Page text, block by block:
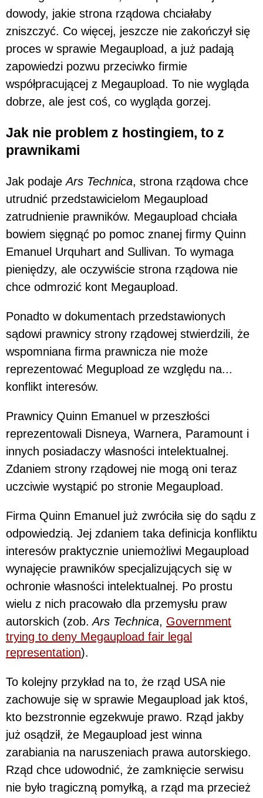
dowody, jakie strona rządowa chciałaby
zniszczyć. Co więcej, jeszcze nie zakończył się
proces w sprawie Megaupload, a już padają
zapowiedzi pozwu przeciwko firmie
współpracującej z Megaupload. To nie wygląda
dobrze, ale jest coś, co wygląda gorzej.
Jak nie problem z hostingiem, to z
prawnikami
Jak podajeArs Technica, strona rządowa chce
utrudnić przedstawicielom Megaupload
zatrudnienie prawników. Megaupload chciała
bowiem sięgnąć po pomoc znanej firmy Quinn
Emanuel Urquhart and Sullivan. To wymaga
pieniędzy, ale oczywiście strona rządowa nie
chce odmrozić kont Megaupload.
Ponadto w dokumentach przedstawionych
sądowi prawnicy strony rządowej stwierdzili, że
wspomniana firma prawnicza nie może
reprezentować Megupload ze względu na...
konflikt interesów.
Prawnicy Quinn Emanuel w przeszłości
reprezentowali Disneya, Warnera, Paramount i
innych posiadaczy własności intelektualnej.
Zdaniem strony rządowej nie mogą oni teraz
uczciwie wystąpić po stronie Megaupload.
Firma Quinn Emanuel już zwróciła się do sądu z
odpowiedzią. Jej zdaniem taka definicja konfliktu
interesów praktycznie uniemożliwi Megaupload
wynajęcie prawników specjalizujących się w
ochronie własności intelektualnej. Po prostu
wielu z nich pracowało dla przemysłu praw
autorskich (zob. Ars Technica, Government
trying to deny Megaupload fair legal
representation).
To kolejny przykład na to, że rząd USA nie
zachowuje się w sprawie Megaupload jak ktoś,
kto bezstronnie egzekwuje prawo. Rząd jakby
już osądził, że Megaupload jest winna
zarabiania na naruszeniach prawa autorskiego.
Rząd chce udowodnić, że zamknięcie serwisu
nie było tragiczną pomyłką, a rząd ma przecież